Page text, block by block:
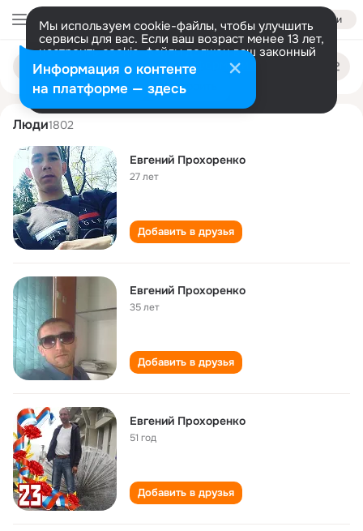
Войти
Мы используем cookie-файлы, чтобы улучшить
сервисы для вас. Если ваш возраст менее 13 лет,
настроить cookie-файлы должен ваш законный
представитель. Больше информации
Разрешить все Настроить
Поиск
людям
evgeniy prokhorenko
Люди1802
Евгений Прохоренко
27 лет
Добавить в друзья
Евгений Прохоренко
35 лет
Добавить в друзья
Евгений Прохоренко
51 год
Добавить в друзья
Информация о контенте
на платформе — здесь